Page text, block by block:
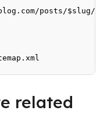
posts/$slug/
related